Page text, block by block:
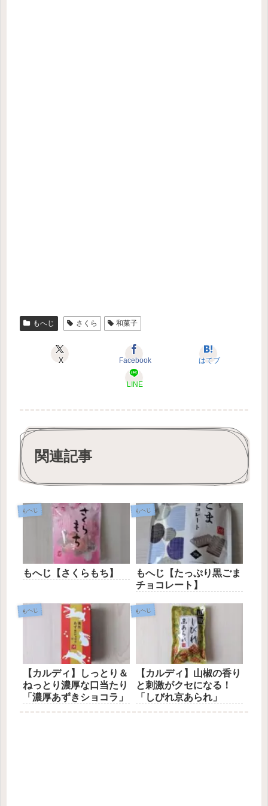
もへじ さくら 和菓子
X Facebook はてブ
LINE
関連記事
もへじ
もへじ【さくらもち】
もへじ
もへじ【たっぷり黒ごま
チョコレート】
もへじ
【カルディ】しっとり＆
ねっとり濃厚な口当たり
「濃厚あずきショコラ」
もへじ
【カルディ】山椒の香り
と刺激がクセになる！
「しびれ京あられ」